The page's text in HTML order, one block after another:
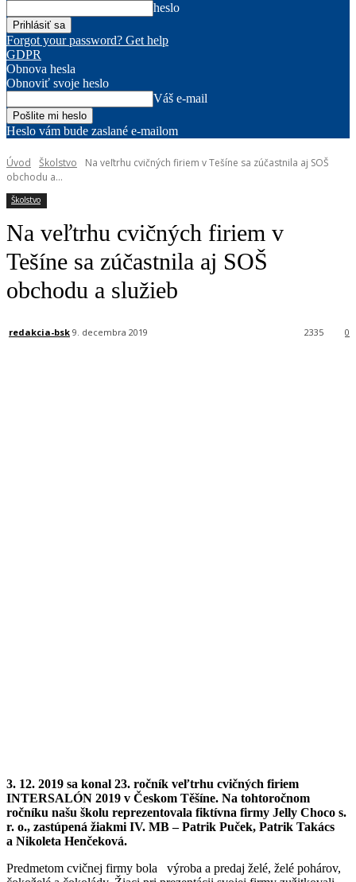
heslo
Forgot your password? Get help
GDPR
Obnova hesla
Obnoviť svoje heslo
Váš e-mail
Heslo vám bude zaslané e-mailom
Úvod Školstvo
Na veľtrhu cvičných firiem v Tešíne sa zúčastnila aj SOŠ
obchodu a...
Školstvo
Na veľtrhu cvičných firiem v
Tešíne sa zúčastnila aj SOŠ
obchodu a služieb
redakcia-bsk 9. decembra 2019 0
2335
3. 12. 2019 sa konal 23. ročník veľtrhu cvičných firiem
INTERSALÓN 2019 v Českom Těšíne. Na tohtoročnom
ročníku našu školu reprezentovala fiktívna firmy Jelly Choco s.
r. o., zastúpená žiakmi IV. MB – Patrik Puček, Patrik Takács
a Nikoleta Henčeková.
Predmetom cvičnej firmy bola výroba a predaj želé, želé pohárov,